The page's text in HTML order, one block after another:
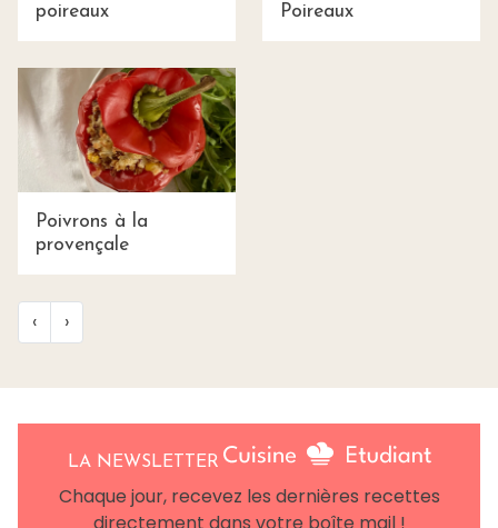
poireaux
Poireaux
Poivrons à la
provençale
‹ ›
LA NEWSLETTER
Chaque jour, recevez les dernières recettes